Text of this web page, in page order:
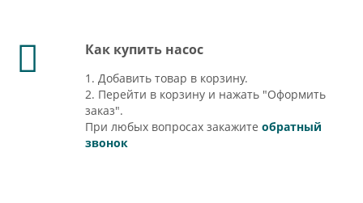
Как купить насос
1. Добавить товар в корзину.
2. Перейти в корзину и нажать "Оформить
заказ".
При любых вопросах закажите обратный
звонок